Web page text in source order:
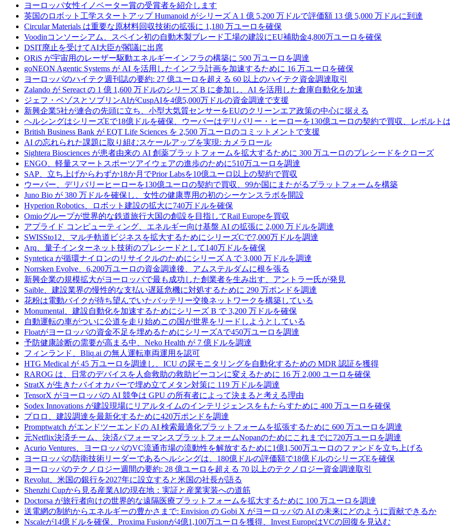
ヨーロッパ女性イノベーター賞の受賞者を紹介します
英国のロボット工学スタートアップ Humanoid がシリーズ A 1 億 5,200 万ドルで評価額 13 億 5,000 万ドルに到達
Circular Materials は重要な原材料回収技術の拡張に 1,180 万ユーロを確保
Voodinコンソーシアム、スペイン初の自動木製ブレード工場の建設にEU補助金4,800万ユーロを確保
DSIT廃止を受けてAI大臣が閣議に出席
ORiS が宇宙用のレーザー駆動エネルギーインフラの構築に 500 万ユーロを調達
goNEON Agentic Systems が AI を活用したインフラ計画を加速するために 16 万ユーロを確保
ヨーロッパのハイテク週刊誌の要約: 27 億ユーロを超える 60 以上のハイテク資金調達取引
Zalando が Sereact の 1 億 1,600 万ドルのシリーズ B に参加し、AI を活用した倉庫自動化を加速
ジェフ・ベゾスとソブリンAIがCuspAIを4億5,000万ドルの資金調達で支援
新興企業5社が連合の先頭に立ち、小型大気質センサーをEUのクリーンエア政策の中心に据える
ヘルシングはシリーズEで18億ドルを確保、ウーバーはデリバリー・ヒーローを130億ユーロの契約で買収、レボルト
British Business Bank が EQT Life Sciences を 2,500 万ユーロのコミットメントで支援
AI の忘れられた課題に取り組むスケールアップを実現: カメラロール
Sightera Biosciences が患者由来の AI 創薬プラットフォームを拡大するために 300 万ユーロのプレシードをクローズ
ENGO、軽量スマートスポーツアイウェアの進歩のために510万ユーロを調達
SAP、立ち上げからわずか18か月でPrior Labsを10億ユーロ以上の契約で買収
ウーバー、デリバリーヒーローを130億ユーロの契約で買収、99か国にまたがるプラットフォームを構築
Juno Bio が 380 万ドルを確保し、女性の健康専用の初のシーケンスラボを開設
Hyperion Robotics、ロボット建設の拡大に740万ドルを確保
Omioグループが世界的な鉄道旅行大国の創設を目指してRail Europeを買収
アプライド コンピューティング、エネルギー向け基盤 AI の拡張に 2,000 万ドルを調達
SWISSto12、マルチ軌道ビジネスを拡大するためにシリーズCで7,000万ドルを調達
Arq、量子インターネット技術のプレシードとして140万ドルを確保
Syntetica が循環ナイロンのリサイクルのためにシリーズ A で 3,000 万ドルを調達
Norrsken Evolve、6,200万ユーロの資金調達後、アムステルダムに根を張る
新興企業の規模拡大がヨーロッパで最も成功した創業者を生み出す、アントラー氏が発見
Saible、建設業界の慢性的な支払い遅延危機に対処するために 290 万ポンドを調達
花粉は電動バイクが待ち望んでいたバッテリー交換ネットワークを構築している
Monumental、建設自動化を加速するためにシリーズ B で 3,200 万ドルを確保
自動運転の車がついに公道を走り始めこの国が世界をリードしようとしている
Floatがヨーロッパの資金不足を埋めるためにシリーズAで450万ユーロを調達
予防健康診断の需要が高まる中、Neko Health が 7 億ドルを調達
フィンランド、Bliq.ai の無人運転車両運用を認可
HTG Medical が 45 万ユーロを調達し、ICU の尿モニタリングを自動化するための MDR 認証を獲得
RAROG は、日常のデバイスを人命救助の救助ビーコンに変えるために 16 万 2,000 ユーロを確保
StratX が生きたバイオカバーで埋め立てメタン対策に 119 万ドルを調達
TensorX がヨーロッパの AI 競争は GPU の所有者によって決まると考える理由
Sodex Innovations が建設現場にリアルタイムのインテリジェンスをもたらすために 400 万ユーロを確保
プロロ、建設調達を最新化するために420万ポンドを調達
Promptwatch がエンドツーエンドの AI 検索最適化プラットフォームを拡張するために 600 万ユーロを調達
元Netflix決済チーム、決済パフォーマンスプラットフォームNopanのためにこれまでに720万ユーロを調達
Acurio Ventures、ヨーロッパのVC流通市場の流動性を解放するために1億1,500万ユーロのファンドを立ち上げる
ヨーロッパの防衛技術リーダーであるヘルシングは、180億ドルの評価額で18億ドルのシリーズEを確保
ヨーロッパのテクノロジー週間の要約: 28 億ユーロを超える 70 以上のテクノロジー資金調達取引
Revolut、米国の銀行を2027年に設立すると米国の社長が語る
Shenzhi Cupから見る産業AIの現在地：実証と産業実装への道筋
Doctorsa が旅行者向けの世界的な遠隔医療プラットフォームを拡大するために 100 万ユーロを調達
送電網の制約からエネルギーの豊かさまで: Envision の Gobi X がヨーロッパの AI の未来にどのように貢献できるか
Nscaleが14億ドルを確保、Proxima Fusionが4億1,100万ユーロを獲得、Invest EuropeはVCの回復を見込む